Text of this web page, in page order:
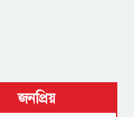
জনপ্রিয়